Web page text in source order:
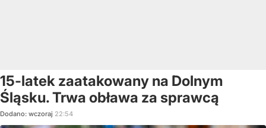
15-latek zaatakowany na Dolnym
Śląsku. Trwa obława za sprawcą
Dodano: wczoraj 22:54